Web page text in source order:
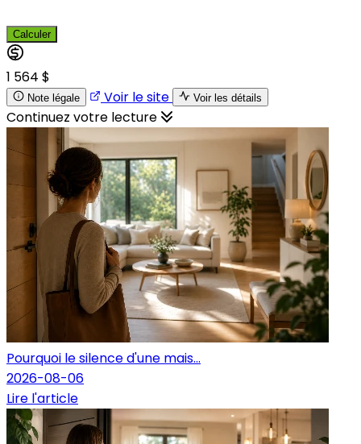
Calculer
1 564 $
Note légale Voir le site Voir les détails
Continuez votre lecture
Pourquoi le silence d'une mais...
2026-08-06
Lire l'article